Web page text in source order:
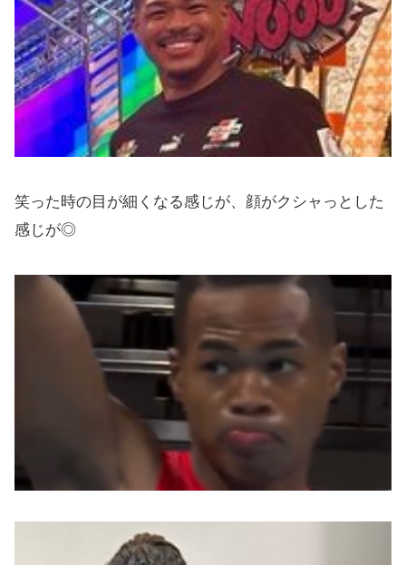
笑った時の目が細くなる感じが、顔がクシャっとした
感じが◎